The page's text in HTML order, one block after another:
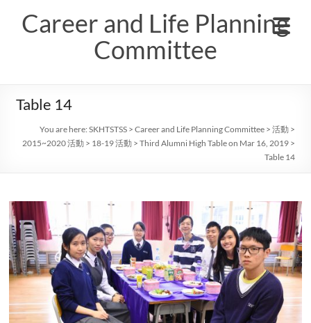
contentCareer and Life Planning
Committee
Table 14
You are here:SKHTSTSS >Career and Life Planning Committee >活動 >
2015~2020 活動 > 18-19 活動 >Third Alumni High Table on Mar 16, 2019 >
Table 14